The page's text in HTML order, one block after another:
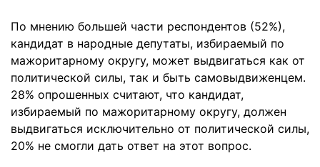
По мнению большей части респондентов (52%),
кандидат в народные депутаты, избираемый по
мажоритарному округу, может выдвигаться как от
политической силы, так и быть самовыдвиженцем.
28% опрошенных считают, что кандидат,
избираемый по мажоритарному округу, должен
выдвигаться исключительно от политической силы,
20% не смогли дать ответ на этот вопрос.